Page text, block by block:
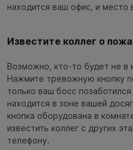
находится ваш офис, и место
Известите коллег о
Возможно, кто-то будет не в
Нажмите тревожную кнопку
только ваш босс
находится в зоне вашей
кнопка оборудована в
известить коллег с других
телефону.